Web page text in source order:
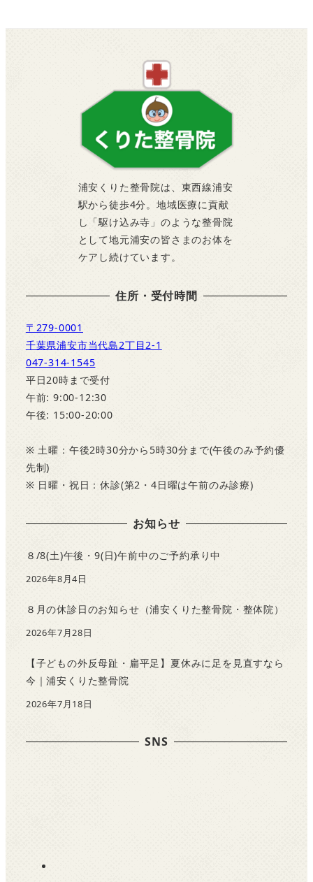
浦安くりた整骨院は、東西線浦安
駅から徒歩4分。地域医療に貢献
し「駆け込み寺」のような整骨院
として地元浦安の皆さまのお体を
ケアし続けています。
住所・受付時間
〒279-0001
千葉県浦安市当代島2丁目2-1
047-314-1545
平日20時まで受付
午前: 9:00-12:30
午後: 15:00-20:00
※ 土曜：午後2時30分から5時30分まで(午後のみ予約優
先制)
※ 日曜・祝日：休診(第2・4日曜は午前のみ診療)
お知らせ
８/8(土)午後・9(日)午前中のご予約承り中
2026年8月4日
８月の休診日のお知らせ（浦安くりた整骨院・整体院）
2026年7月28日
【子どもの外反母趾・扁平足】夏休みに足を見直すなら
今｜浦安くりた整骨院
2026年7月18日
SNS